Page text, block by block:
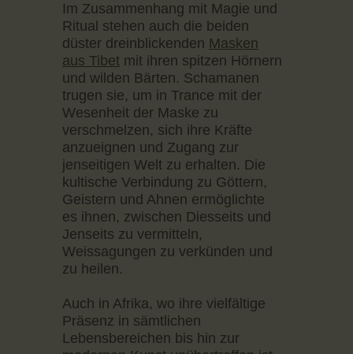
Im Zusammenhang mit Magie und
Ritual stehen auch die beiden
düster dreinblickenden Masken
aus Tibet mit ihren spitzen Hörnern
und wilden Bärten. Schamanen
trugen sie, um in Trance mit der
Wesenheit der Maske zu
verschmelzen, sich ihre Kräfte
anzueignen und Zugang zur
jenseitigen Welt zu erhalten. Die
kultische Verbindung zu Göttern,
Geistern und Ahnen ermöglichte
es ihnen, zwischen Diesseits und
Jenseits zu vermitteln,
Weissagungen zu verkünden und
zu heilen.
Auch in Afrika, wo ihre vielfältige
Präsenz in sämtlichen
Lebensbereichen bis hin zur